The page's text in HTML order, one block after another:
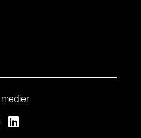
Instagram